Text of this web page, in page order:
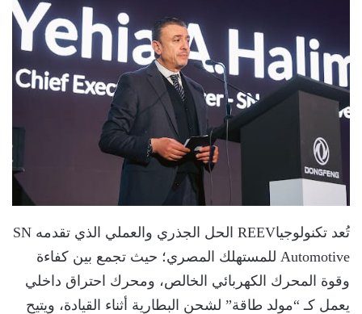
تُعد تكنولوجياREEV الحل الجذري والعملي الذي تقدمه SN
Automotive للمستهلك المصري؛ حيث تجمع بين كفاءة
وقوة المحرك الكهربائي الخالص، ومحرك احتراق داخلي
يعمل كـ “مولد طاقة” لشحن البطارية أثناء القيادة، ويتيح